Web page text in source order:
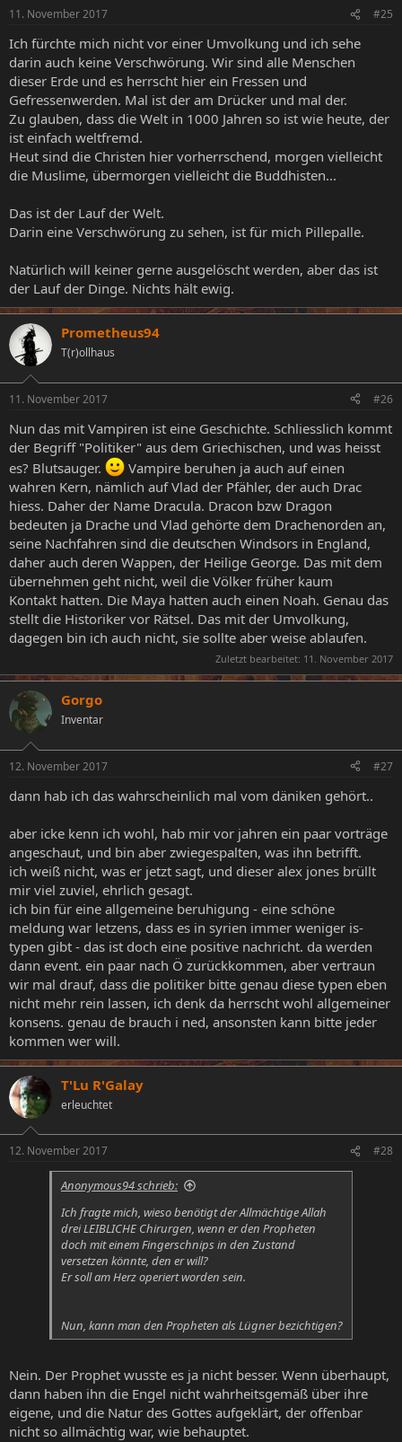
11. November 2017 #25
Ich fürchte mich nicht vor einer Umvolkung und ich sehe
darin auch keine Verschwörung. Wir sind alle Menschen
dieser Erde und es herrscht hier ein Fressen und
Gefressenwerden. Mal ist der am Drücker und mal der.
Zu glauben, dass die Welt in 1000 Jahren so ist wie heute, der
ist einfach weltfremd.
Heut sind die Christen hier vorherrschend, morgen vielleicht
die Muslime, übermorgen vielleicht die Buddhisten...
Das ist der Lauf der Welt.
Darin eine Verschwörung zu sehen, ist für mich Pillepalle.
Natürlich will keiner gerne ausgelöscht werden, aber das ist
der Lauf der Dinge. Nichts hält ewig.
Prometheus94
T(r)ollhaus
11. November 2017 #26
Nun das mit Vampiren ist eine Geschichte. Schliesslich kommt
der Begriff "Politiker" aus dem Griechischen, und was heisst
es? Blutsauger.
Vampire beruhen ja auch auf einen
wahren Kern, nämlich auf Vlad der Pfähler, der auch Drac
hiess. Daher der Name Dracula. Dracon bzw Dragon
bedeuten ja Drache und Vlad gehörte dem Drachenorden an,
seine Nachfahren sind die deutschen Windsors in England,
daher auch deren Wappen, der Heilige George. Das mit dem
übernehmen geht nicht, weil die Völker früher kaum
Kontakt hatten. Die Maya hatten auch einen Noah. Genau das
stellt die Historiker vor Rätsel. Das mit der Umvolkung,
dagegen bin ich auch nicht, sie sollte aber weise ablaufen.
Zuletzt bearbeitet: 11. November 2017
Gorgo
Inventar
12. November 2017 #27
dann hab ich das wahrscheinlich mal vom däniken gehört..
aber icke kenn ich wohl, hab mir vor jahren ein paar vorträge
angeschaut, und bin aber zwiegespalten, was ihn betrifft.
ich weiß nicht, was er jetzt sagt, und dieser alex jones brüllt
mir viel zuviel, ehrlich gesagt.
ich bin für eine allgemeine beruhigung - eine schöne
meldung war letzens, dass es in syrien immer weniger is-
typen gibt - das ist doch eine positive nachricht. da werden
dann event. ein paar nach Ö zurückkommen, aber vertraun
wir mal drauf, dass die politiker bitte genau diese typen eben
nicht mehr rein lassen, ich denk da herrscht wohl allgemeiner
konsens. genau de brauch i ned, ansonsten kann bitte jeder
kommen wer will.
T'Lu R'Galay
erleuchtet
12. November 2017 #28
Anonymous94 schrieb:
Ich fragte mich, wieso benötigt der Allmächtige Allah
drei LEIBLICHE Chirurgen, wenn er den Propheten
doch mit einem Fingerschnips in den Zustand
versetzen könnte, den er will?
Er soll am Herz operiert worden sein.
Nun, kann man den Propheten als Lügner bezichtigen?
Nein. Der Prophet wusste es ja nicht besser. Wenn überhaupt,
dann haben ihn die Engel nicht wahrheitsgemäß über ihre
eigene, und die Natur des Gottes aufgeklärt, der offenbar
nicht so allmächtig war, wie behauptet.